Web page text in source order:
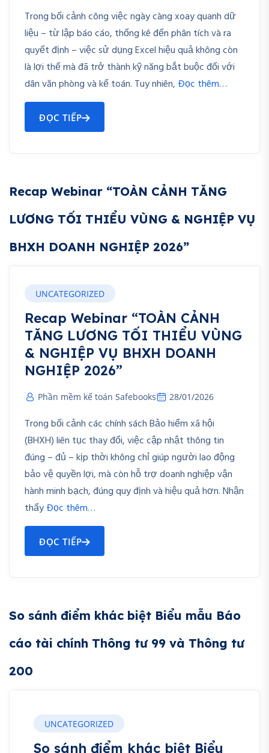
Trong bối cảnh công việc ngày càng xoay quanh dữ
liệu – từ lập báo cáo, thống kê đến phân tích và ra
quyết định – việc sử dụng Excel hiệu quả không còn
là lợi thế mà đã trở thành kỹ năng bắt buộc đối với
dân văn phòng và kế toán. Tuy nhiên, Đọc thêm…
ĐỌC TIẾP
Recap Webinar “TOÀN CẢNH TĂNG
LƯƠNG TỐI THIỂU VÙNG & NGHIỆP VỤ
BHXH DOANH NGHIỆP 2026”
UNCATEGORIZED
Recap Webinar “TOÀN CẢNH
TĂNG LƯƠNG TỐI THIỂU VÙNG
& NGHIỆP VỤ BHXH DOANH
NGHIỆP 2026”
Phần mềm kế toán Safebooks 28/01/2026
Trong bối cảnh các chính sách Bảo hiểm xã hội
(BHXH) liên tục thay đổi, việc cập nhật thông tin
đúng – đủ – kịp thời không chỉ giúp người lao động
bảo vệ quyền lợi, mà còn hỗ trợ doanh nghiệp vận
hành minh bạch, đúng quy định và hiệu quả hơn. Nhận
thấyĐọc thêm…
ĐỌC TIẾP
So sánh điểm khác biệt Biểu mẫu Báo
cáo tài chính Thông tư 99 và Thông tư
200
UNCATEGORIZED
So sánh điểm khác biệt Biểu